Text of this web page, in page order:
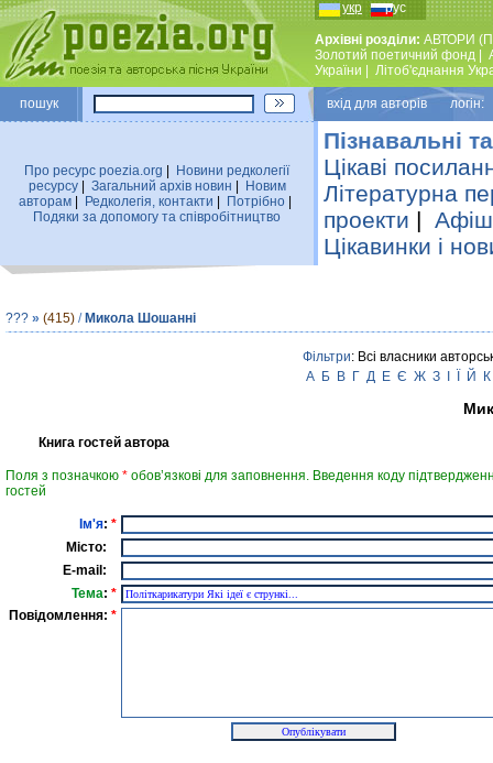
укр рус
Архівні розділи: АВТОРИ
Золотий поетичний фонд
України
Лiтоб'єднання
пошук вхiд для авторiв логін:
Про ресурс poezia.org
Новини редколегiї
ресурсу| Загальний архiв новин
Новим
авторам
Редколегiя, контакти Потрiбно
Подяки за допомогу та співробітництво
Пізнавальні
Цікаві
Літературна
проекти |
Цікавинки і
??? » (415) / Микола Шошанні
Фільтри: Всі власники
А Б В Г Д Е Є Ж З Й К
Книга гостей автора
Поля з позначкою * обов’язкові для заповнення. Введення коду
гостей
Ім'я: *
Місто:
E-mail:
Тема: *
Повідомлення: *